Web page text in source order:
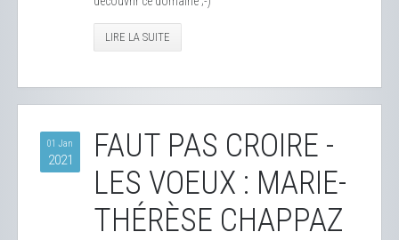
LIRE LA SUITE
01 Jan
2021
FAUT PAS CROIRE -
LES VOEUX : MARIE-
THÉRÈSE CHAPPAZ